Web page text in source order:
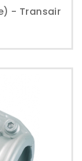
- Transair